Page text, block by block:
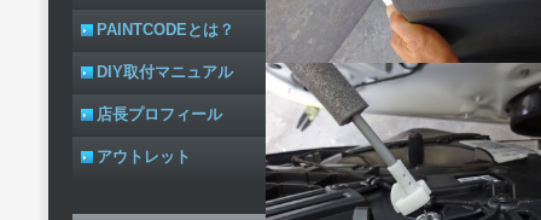
PAINTCODEとは？
DIY取付マニュアル
店長プロフィール
アウトレット